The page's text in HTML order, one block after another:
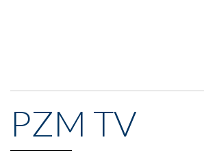
PZM TV